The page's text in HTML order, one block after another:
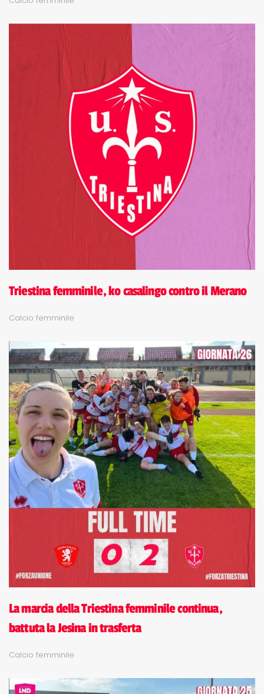
Triestina femminile, ko casalingo contro il Merano
Calcio femminile
La marcia della Triestina femminile continua,
battuta la Jesina in trasferta
Calcio femminile